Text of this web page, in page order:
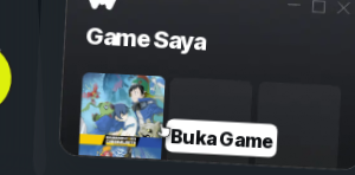
Game Saya
Buka Game